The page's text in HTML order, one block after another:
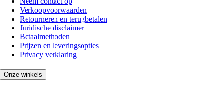
Verkoopvoorwaarden
Retourneren en terugbetalen
Juridische disclaimer
Betaalmethoden
Prijzen en leveringsopties
Privacy verklaring
Onze winkels